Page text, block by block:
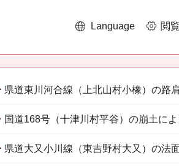
Language 閲
県道東川河合線（上北山村小橡）の路
国道168号（十津川村平谷）の崩土に
県道大又小川線（東吉野村大又）の法